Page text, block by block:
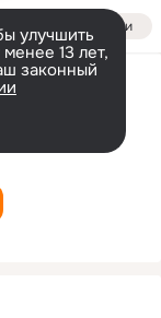
Войти
улучшить
13 лет,
законный
No